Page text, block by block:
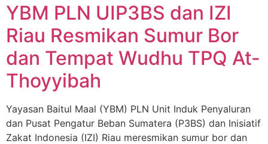
YBM PLN UIP3BS dan IZI
Riau Resmikan Sumur Bor
dan Tempat Wudhu TPQ At-
Thoyyibah
Yayasan Baitul Maal (YBM) PLN Unit Induk Penyaluran
dan Pusat Pengatur Beban Sumatera (P3BS) dan Inisiatif
Zakat Indonesia (IZI) Riau meresmikan sumur bor dan